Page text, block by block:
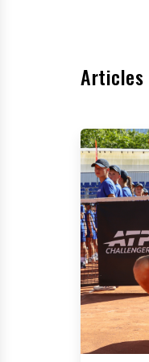
Articles